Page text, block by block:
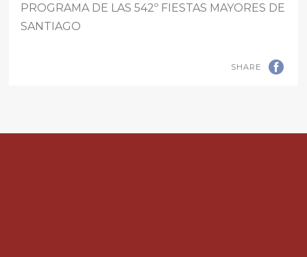
PROGRAMA DE LAS 542º FIESTAS MAYORES DE
SANTIAGO
SHARE